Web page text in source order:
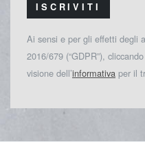
ISCRIVITI
Ai sensi e per gli effetti degli
2016/679 (“GDPR”),
visione dell’informativa per il